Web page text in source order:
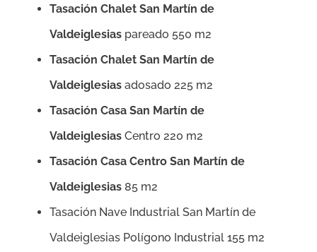
Tasación Chalet San Martín de
Valdeiglesias pareado 550 m2
Tasación Chalet San Martín de
Valdeiglesias adosado 225 m2
Tasación Casa San Martín de
Valdeiglesias Centro 220 m2
Tasación Casa Centro San Martín de
Valdeiglesias 85 m2
Tasación Nave Industrial San Martín de
Valdeiglesias Polígono Industrial 155 m2